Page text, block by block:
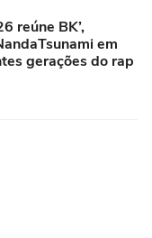
reúne BK’,
em
gerações do rap